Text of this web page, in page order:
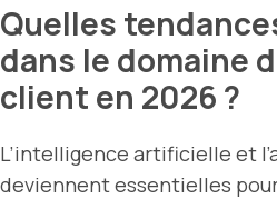
Quelles
dans le domaine
client en 2026 ?
L’intelligence artificielle et
deviennent essentielles